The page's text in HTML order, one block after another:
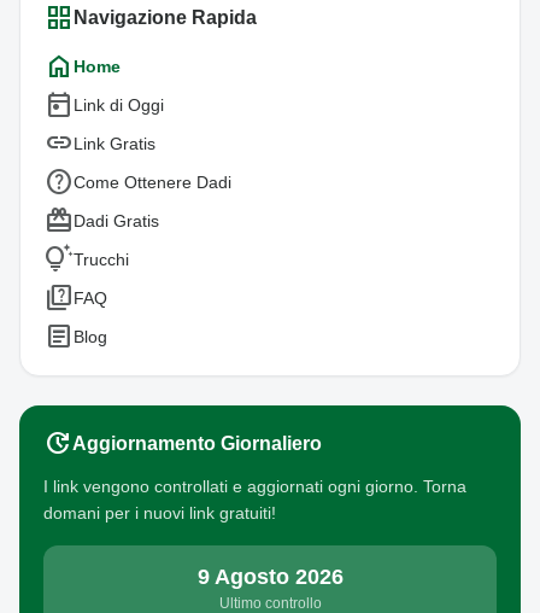
grid_view Navigazione Rapida
home Home
today Link di Oggi
linkLink Gratis
help_outlineCome Ottenere Dadi
redeemDadi Gratis
tips_and_updatesTrucchi
quizFAQ
article Blog
updateAggiornamento Giornaliero
I link vengono controllati e aggiornati ogni giorno. Torna
domani per i nuovi link gratuiti!
9 Agosto 2026
Ultimo controllo